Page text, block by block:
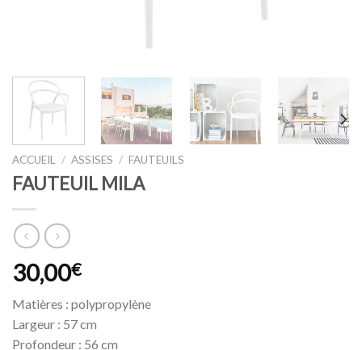
ACCUEIL / ASSISES / FAUTEUILS
FAUTEUIL MILA
30,00€
Matières : polypropylène
Largeur : 57 cm
Profondeur : 56 cm